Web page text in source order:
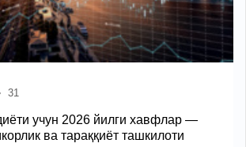
31
учун 2026 йилги хавфлар —
ва тараққиёт ташкилоти